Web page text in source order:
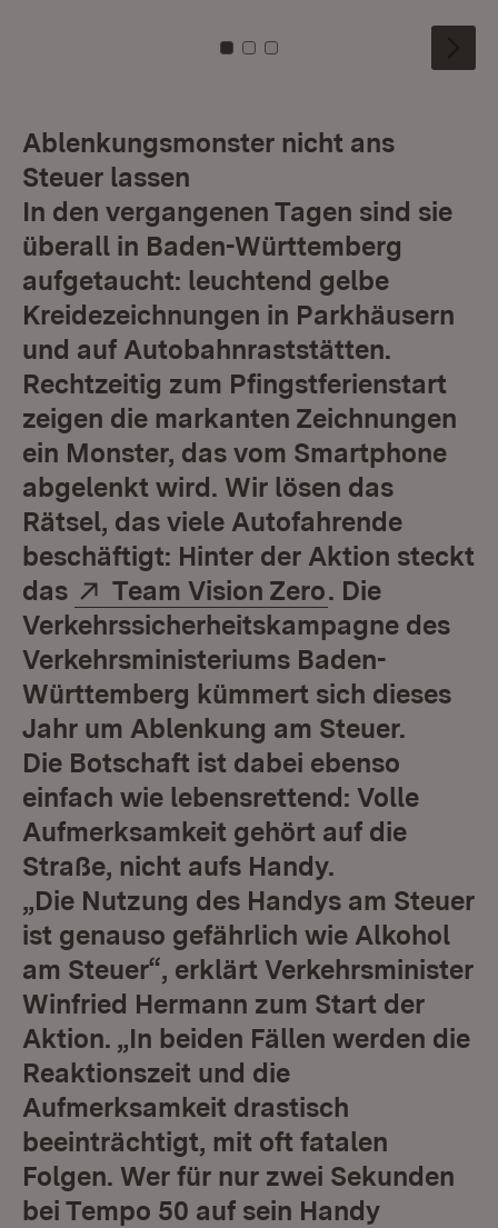
Zu Kachel: 0
Zu Kachel: 1
Zu Kachel: 2
Ablenkungsmonster nicht ans
Steuer lassen
In den vergangenen Tagen sind sie
überall in Baden-Württemberg
aufgetaucht: leuchtend gelbe
Kreidezeichnungen in Parkhäusern
und auf Autobahnraststätten.
Rechtzeitig zum Pfingstferienstart
zeigen die markanten Zeichnungen
ein Monster, das vom Smartphone
abgelenkt wird. Wir lösen das
Rätsel, das viele Autofahrende
beschäftigt: Hinter der Aktion steckt
das
Extern:
Team Vision Zero(Öffnet in
. Die
Verkehrssicherheitskampagne des
Verkehrsministeriums Baden-
Württemberg kümmert sich dieses
Jahr um Ablenkung am Steuer.
Die Botschaft ist dabei ebenso
einfach wie lebensrettend: Volle
Aufmerksamkeit gehört auf die
Straße, nicht aufs Handy.
„Die Nutzung des Handys am Steuer
ist genauso gefährlich wie Alkohol
am Steuer“, erklärt Verkehrsminister
Winfried Hermann zum Start der
Aktion. „In beiden Fällen werden die
Reaktionszeit und die
Aufmerksamkeit drastisch
beeinträchtigt, mit oft fatalen
Folgen. Wer für nur zwei Sekunden
bei Tempo 50 auf sein Handy